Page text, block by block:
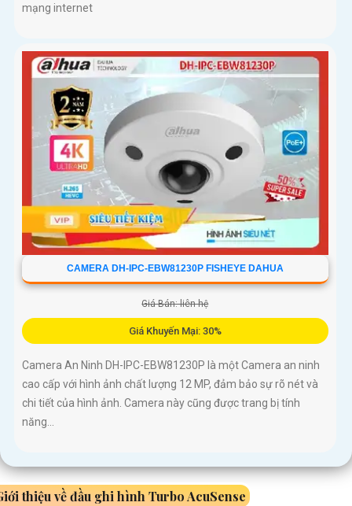
mạng internet
CAMERA DH-IPC-EBW81230P FISHEYE DAHUA
Giá Bán: liên hệ
Giá Khuyến Mại: 30%
Camera An Ninh DH-IPC-EBW81230P là một Camera an ninh
cao cấp với hình ảnh chất lượng 12 MP, đảm bảo sự rõ nét và
chi tiết của hình ảnh. Camera này cũng được trang bị tính
năng...
thiệu về đầu ghi hình Turbo AcuSense